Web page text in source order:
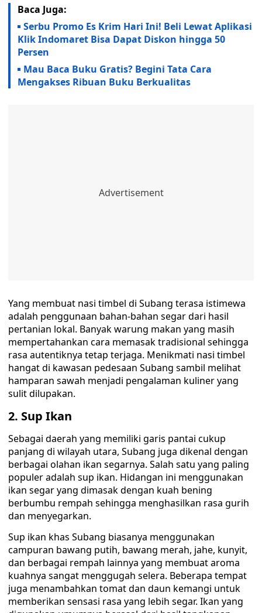
Baca Juga:
Serbu Promo Es Krim Hari Ini! Beli Lewat Aplikasi
Klik Indomaret Bisa Dapat Diskon hingga 50
Persen
Mau Baca Buku Gratis? Begini Tata Cara
Mengakses Ribuan Buku Berkualitas
Yang membuat nasi timbel di Subang terasa istimewa
adalah penggunaan bahan-bahan segar dari hasil
pertanian lokal. Banyak warung makan yang masih
mempertahankan cara memasak tradisional sehingga
rasa autentiknya tetap terjaga. Menikmati nasi timbel
hangat di kawasan pedesaan Subang sambil melihat
hamparan sawah menjadi pengalaman kuliner yang
sulit dilupakan.
2. Sup Ikan
Sebagai daerah yang memiliki garis pantai cukup
panjang di wilayah utara, Subang juga dikenal dengan
berbagai olahan ikan segarnya. Salah satu yang paling
populer adalah sup ikan. Hidangan ini menggunakan
ikan segar yang dimasak dengan kuah bening
berbumbu rempah sehingga menghasilkan rasa gurih
dan menyegarkan.
Sup ikan khas Subang biasanya menggunakan
campuran bawang putih, bawang merah, jahe, kunyit,
dan berbagai rempah lainnya yang membuat aroma
kuahnya sangat menggugah selera. Beberapa tempat
juga menambahkan tomat dan daun kemangi untuk
memberikan sensasi rasa yang lebih segar. Ikan yang